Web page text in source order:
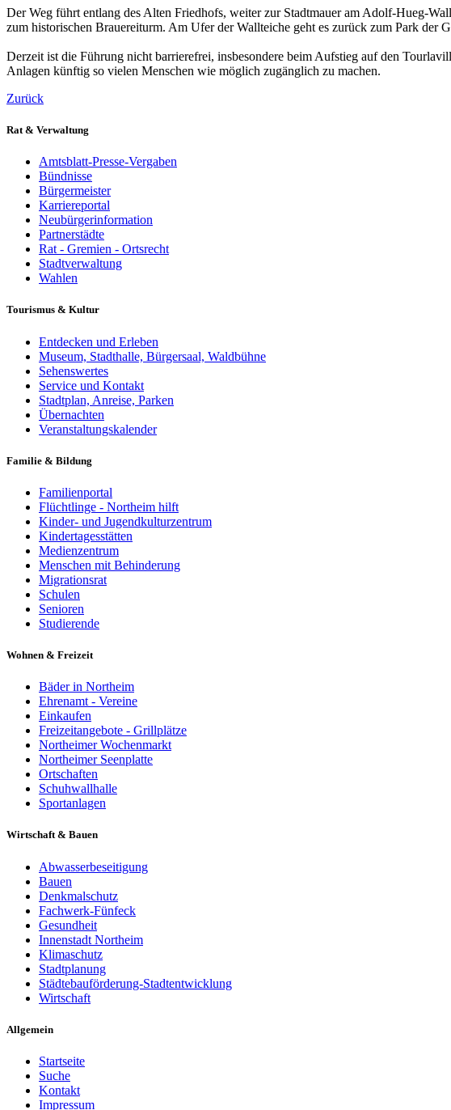
Der Weg führt entlang des Alten Friedhofs, weiter zur Stadtmauer am Adolf-Hueg-
zum historischen Brauereiturm. Am Ufer der Wallteiche geht es zurück zum Park
Derzeit ist die Führung nicht barrierefrei, insbesondere beim Aufstieg auf den
Anlagen künftig so vielen Menschen wie möglich zugänglich zu machen.
Zurück
Rat & Verwaltung
Amtsblatt-Presse-Vergaben
Bündnisse
Bürgermeister
Karriereportal
Neubürgerinformation
Partnerstädte
Rat - Gremien - Ortsrecht
Stadtverwaltung
Wahlen
Tourismus & Kultur
Entdecken und Erleben
Museum, Stadthalle, Bürgersaal, Waldbühne
Sehenswertes
Service und Kontakt
Stadtplan, Anreise, Parken
Übernachten
Veranstaltungskalender
Familie & Bildung
Familienportal
Flüchtlinge - Northeim hilft
Kinder- und Jugendkulturzentrum
Kindertagesstätten
Medienzentrum
Menschen mit Behinderung
Migrationsrat
Schulen
Senioren
Studierende
Wohnen & Freizeit
Bäder in Northeim
Ehrenamt - Vereine
Einkaufen
Freizeitangebote - Grillplätze
Northeimer Wochenmarkt
Northeimer Seenplatte
Ortschaften
Schuhwallhalle
Sportanlagen
Wirtschaft & Bauen
Abwasserbeseitigung
Bauen
Denkmalschutz
Fachwerk-Fünfeck
Gesundheit
Innenstadt Northeim
Klimaschutz
Stadtplanung
Städtebauförderung-Stadtentwicklung
Wirtschaft
Allgemein
Startseite
Suche
Kontakt
Impressum